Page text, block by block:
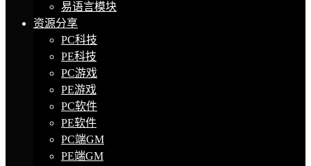
易语言模块
资源分享
PC科技
PE科技
PC游戏
PE游戏
PC软件
PE软件
PC端GM
PE端GM